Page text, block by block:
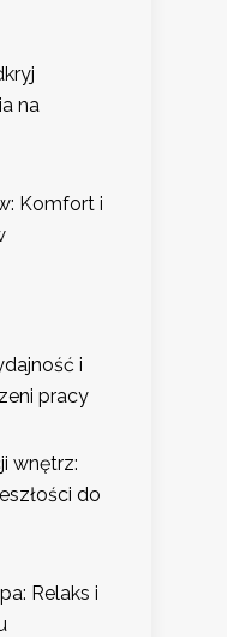
na
Komfort i
i
pracy
wnętrz:
do
Relaks i